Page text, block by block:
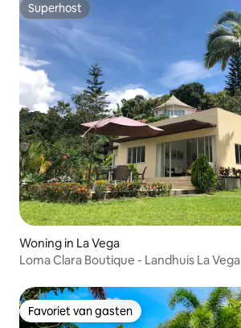
Superhost
Superhost
Woning in La Vega
Loma Clara Boutique - Landhuis La Vega
Favoriet van gasten
Favoriet van gasten